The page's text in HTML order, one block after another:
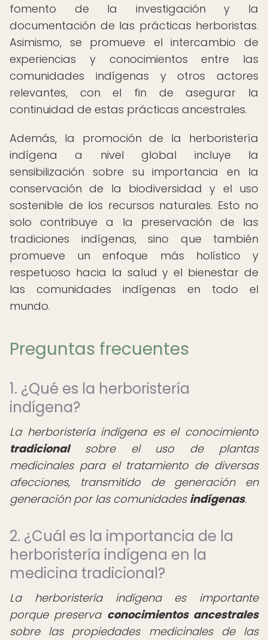
fomento de la investigación y la
documentación de las prácticas herboristas.
Asimismo, se promueve el intercambio de
experiencias y conocimientos entre las
comunidades indígenas y otros actores
relevantes, con el fin de asegurar la
continuidad de estas prácticas ancestrales.
Además, la promoción de la herboristería
indígena a nivel global incluye la
sensibilización sobre su importancia en la
conservación de la biodiversidad y el uso
sostenible de los recursos naturales. Esto no
solo contribuye a la preservación de las
tradiciones indígenas, sino que también
promueve un enfoque más holístico y
respetuoso hacia la salud y el bienestar de
las comunidades indígenas en todo el
mundo.
Preguntas frecuentes
1. ¿Qué es la herboristería
indígena?
La herboristería indígena es el conocimiento
tradicionalsobre el uso de plantas
medicinales para el tratamiento de diversas
afecciones, transmitido de generación en
generación por las comunidades indígenas.
2. ¿Cuál es la importancia de la
herboristería indígena en la
medicina tradicional?
La herboristería indígena es importante
porque preserva conocimientos ancestrales
sobre las propiedades medicinales de las